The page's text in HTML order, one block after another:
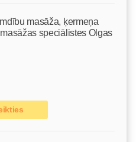
masāža, ķermeņa
speciālistes Olgas